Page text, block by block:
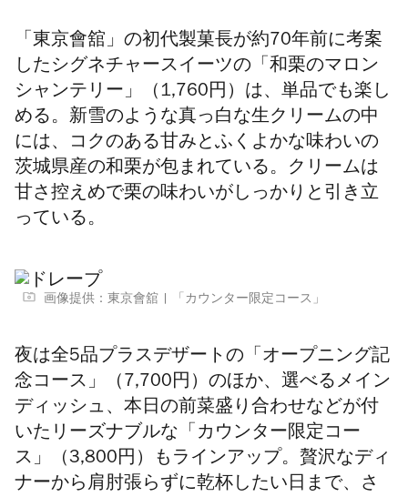
「東京會舘」の初代製菓長が約70年前に考案
したシグネチャースイーツの「和栗のマロン
シャンテリー」（1,760円）は、単品でも楽し
める。新雪のような真っ白な生クリームの中
には、コクのある甘みとふくよかな味わいの
茨城県産の和栗が包まれている。クリームは
甘さ控えめで栗の味わいがしっかりと引き立
っている。
画像提供：東京會舘 「カウンター限定コース」
夜は全5品プラスデザートの「オープニング記
念コース」（7,700円）のほか、選べるメイン
ディッシュ、本日の前菜盛り合わせなどが付
いたリーズナブルな「カウンター限定コー
ス」（3,800円）もラインアップ。贅沢なディ
ナーから肩肘張らずに乾杯したい日まで、さ